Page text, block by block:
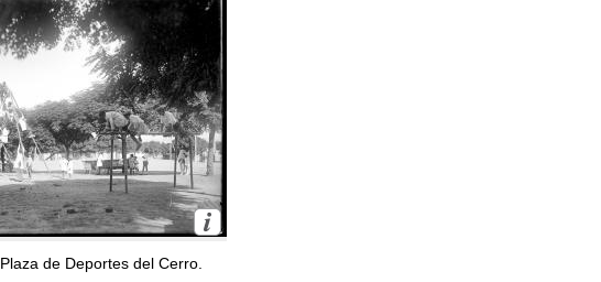
Plaza de Deportes del Cerro.